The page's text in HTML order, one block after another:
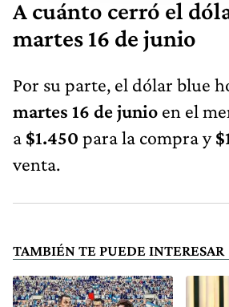
A cuánto cerró el
martes 16 de junio
Por su parte, el dólar blue
martes 16 de junio en el
a $1.450 para la compra y
venta.
TAMBIÉN TE PUEDE INTERESAR